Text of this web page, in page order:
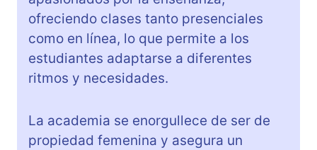
ofreciendo clases tanto presenciales
como en línea, lo que permite a los
estudiantes adaptarse a diferentes
ritmos y necesidades.
La academia se enorgullece de ser de
propiedad femenina y asegura un